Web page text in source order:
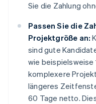
Sie die Zahlung
Passen Sie die
Projektgröße an:
sind gute
wie beispielsweise
komplexere
längeres
60 Tage netto.